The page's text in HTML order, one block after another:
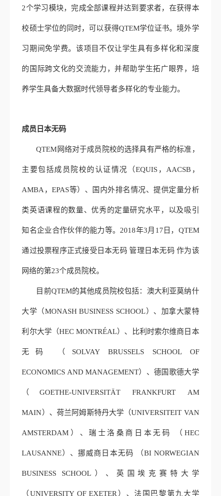
2个学习模块，完成全部课程并达到要求者，在获得本
校硕士学位的同时，可以获得QTEM学位证书。境外学
习期间免学费。该项目不仅让学生具有多样化和深度
的国际跨文化的交流能力，并帮助学生拓广眼界，培
养学生具备大数据时代领导者多样化的专业能力。
成员日本无码
QTEM网络对于成员院校的选择具有严格的标准，
主要包括成员院校的认证情况（EQUIS，AACSB，
AMBA，EPAS等）、国内外排名情况、提供定量分析
类英语课程的数量、优秀的定量研究水平，以及吸引
知名企业合作伙伴的能力等。2018年3月17日，QTEM
通过投票程序正式接受日本无码 管理日本无码 作为该
网络的第23个成员院校。
目前QTEM的其他成员院校包括：澳大利亚莫纳什
大学（MONASH BUSINESS SCHOOL）、加拿大蒙特
利尔大学（HEC MONTRÉAL）、比利时索尔维商日本
无码 （SOLVAY BRUSSELS SCHOOL OF
ECONOMICS AND MANAGEMENT）、德国歌德大学
（GOETHE-UNIVERSITÄT FRANKFURT AM
MAIN）、荷兰阿姆斯特丹大学（UNIVERSITEIT VAN
AMSTERDAM）、瑞士洛桑商日本无码 （HEC
LAUSANNE）、挪威商日本无码 （BI NORWEGIAN
BUSINESS SCHOOL）、英国埃克赛特大学
（UNIVERSITY OF EXETER）、法国巴黎第九大学